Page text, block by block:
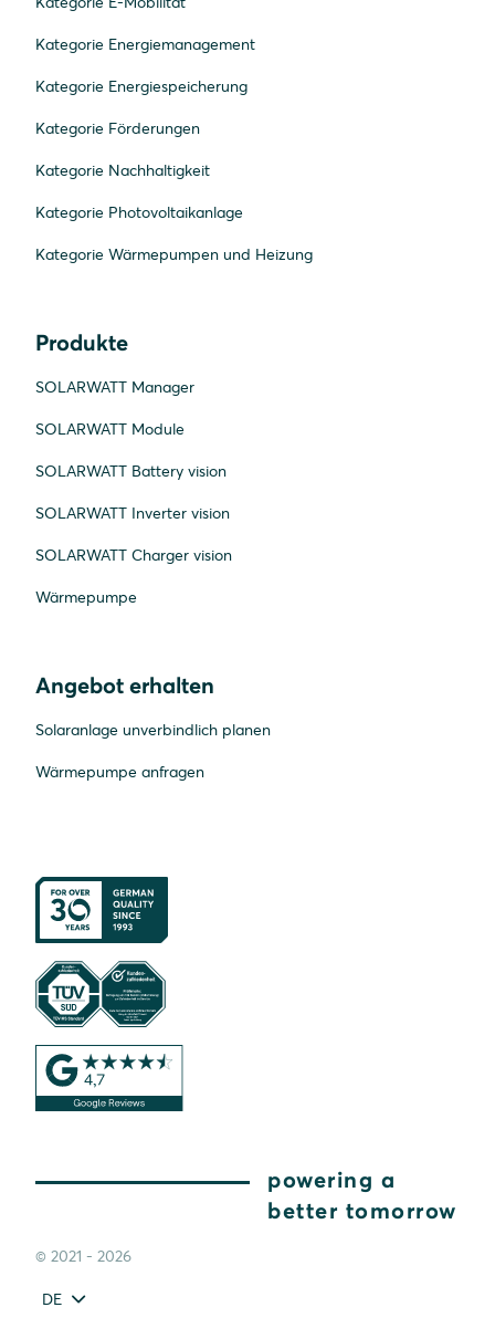
Kategorie Energiemanagement
Kategorie Energiespeicherung
Kategorie Förderungen
Kategorie Nachhaltigkeit
Kategorie Photovoltaikanlage
Kategorie Wärmepumpen und Heizung
Produkte
SOLARWATT Manager
SOLARWATT Module
SOLARWATT Battery vision
SOLARWATT Inverter vision
SOLARWATT Charger vision
Wärmepumpe
Angebot erhalten
Solaranlage unverbindlich planen
Wärmepumpe anfragen
powering a
better tomorrow
© 2021 - 2026
DE